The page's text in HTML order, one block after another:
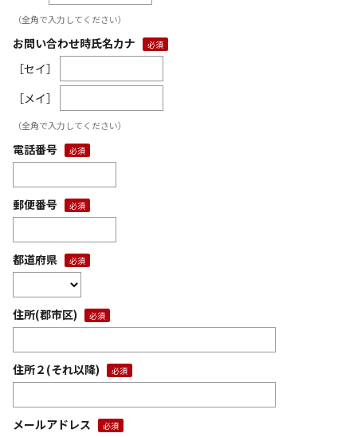
（全角で入力してください）
お問い合わせ時氏名カナ
［セイ］
［メイ］
（全角で入力してください）
電話番号
郵便番号
都道府県
住所(郡市区)
住所２(それ以降)
メールアドレス